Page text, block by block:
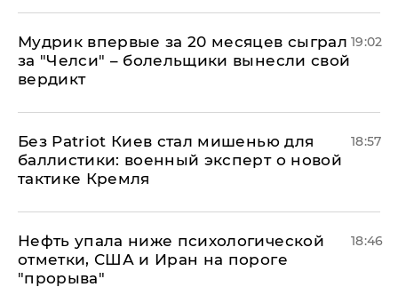
Мудрик впервые за 20 месяцев сыграл
за "Челси" – болельщики вынесли свой
вердикт
19:02
​Без Patriot Киев стал мишенью для
баллистики: военный эксперт о новой
тактике Кремля
18:57
Нефть упала ниже психологической
отметки, США и Иран на пороге
"прорыва"
18:46